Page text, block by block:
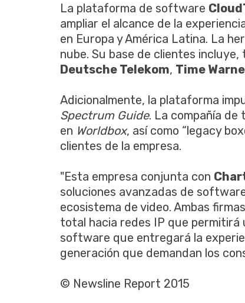
La plataforma de software
ampliar el alcance de la
en Europa y América Latina. La
nube. Su base de clientes incluye,
Deutsche Telekom, Time
Adicionalmente, la plataforma
Spectrum Guide. La compañía de
en Worldbox, así como “legacy
clientes de la empresa.
"Esta empresa conjunta con
soluciones avanzadas de
ecosistema de video. Ambas
total hacia redes IP que permitirá
software que entregará la
generación que demandan los
© Newsline Report 2015